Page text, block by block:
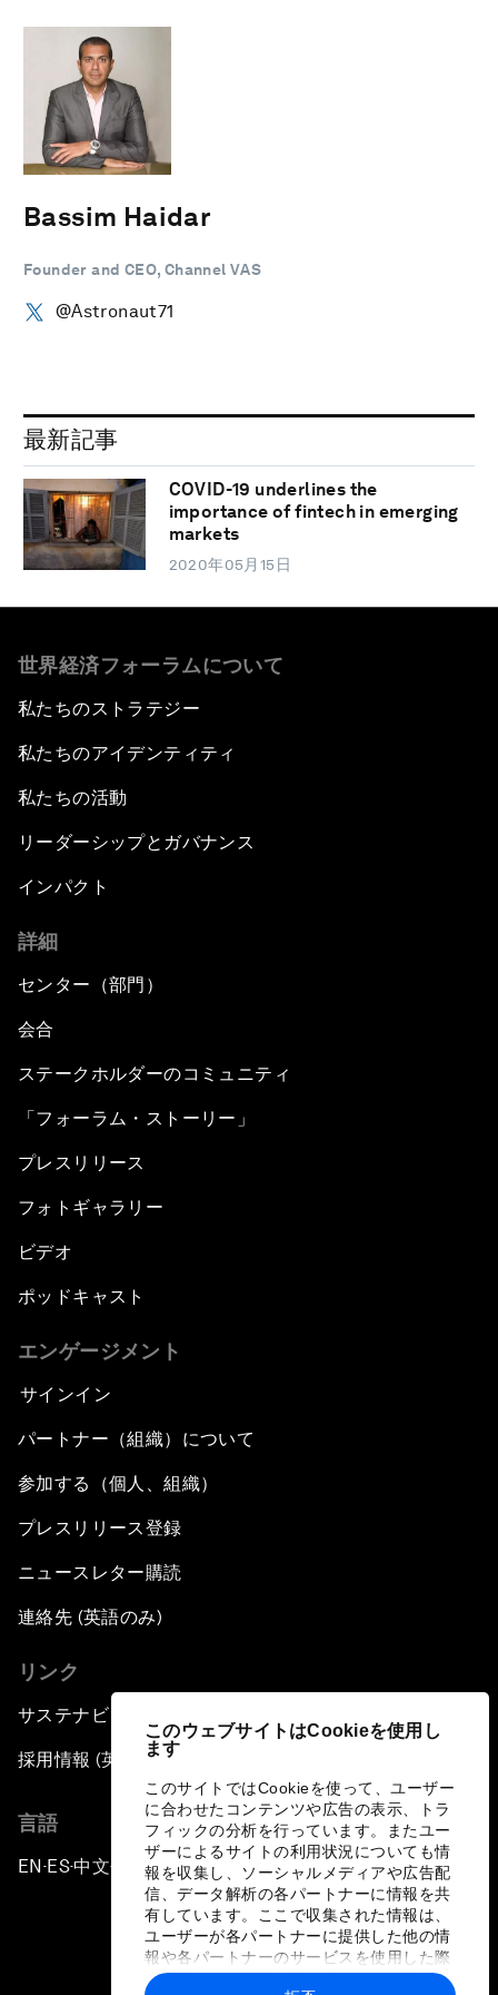
このウェブサイトはCookieを使用し
ます
このサイトではCookieを使って、ユーザー
に合わせたコンテンツや広告の表示、トラ
フィックの分析を行っています。またユー
ザーによるサイトの利用状況についても情
報を収集し、ソーシャルメディアや広告配
信、データ解析の各パートナーに情報を共
有しています。ここで収集された情報は、
ユーザーが各パートナーに提供した他の情
報や各パートナーのサービスを使用した際
に収集された情報と組み合わされ、各パー
Bassim Haidar
Founder and CEO, Channel VAS
@Astronaut71
最新記事
COVID-19 underlines the
importance of fintech in emerging
markets
2020年05月15日
世界経済フォーラムについて
私たちのストラテジー
私たちのアイデンティティ
私たちの活動
リーダーシップとガバナンス
インパクト
詳細
センター（部門）
会合
ステークホルダーのコミュニティ
「フォーラム・ストーリー」
プレスリリース
フォトギャラリー
ビデオ
ポッドキャスト
エンゲージメント
サインイン
パートナー（組織）について
参加する（個人、組織）
プレスリリース登録
ニュースレター購読
連絡先 (英語のみ)
リンク
サステナビリティへの取り組み
採用情報 (英語のみ)
言語
EN ▪ ES▪中文▪ 日本語